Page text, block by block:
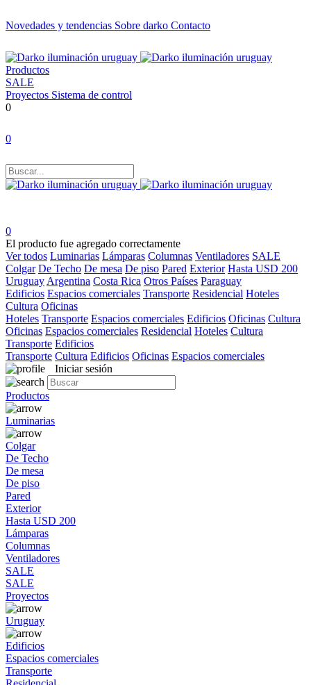
Novedades y tendencias Sobre darko Contacto
Productos
SALE
Proyectos Sistema de control
0
0
0
El producto fue agregado correctamente
Ver todos Luminarias Lámparas Columnas Ventiladores SALE
Colgar De Techo De mesa De piso Pared Exterior Hasta USD 200
Uruguay Argentina Costa Rica Otros Países Paraguay
Edificios Espacios comerciales Transporte Residencial Hoteles
Cultura Oficinas
Hoteles Transporte Espacios comerciales Edificios Oficinas Cultura
Oficinas Espacios comerciales Residencial Hoteles Cultura
Transporte Edificios
Transporte Cultura Edificios Oficinas Espacios comerciales
Iniciar sesión
Productos
Luminarias
Colgar
De Techo
De mesa
De piso
Pared
Exterior
Hasta USD 200
Lámparas
Columnas
Ventiladores
SALE
SALE
Proyectos
Uruguay
Edificios
Espacios comerciales
Transporte